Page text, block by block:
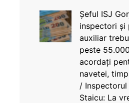
Șeful ISJ
inspectori și
auxiliar
peste
acordați
navetei,
/ Inspectorul
Staicu: La